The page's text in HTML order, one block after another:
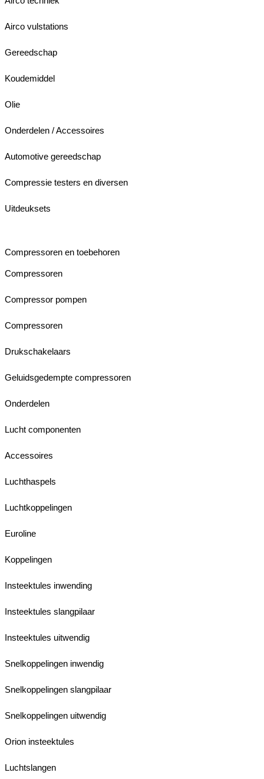
Airco vulstations
Gereedschap
Koudemiddel
Olie
Onderdelen / Accessoires
Automotive gereedschap
Compressie testers en diversen
Uitdeuksets
Compressoren en toebehoren
Compressoren
Compressor pompen
Compressoren
Drukschakelaars
Geluidsgedempte compressoren
Onderdelen
Lucht componenten
Accessoires
Luchthaspels
Luchtkoppelingen
Euroline
Koppelingen
Insteektules inwending
Insteektules slangpilaar
Insteektules uitwendig
Snelkoppelingen inwendig
Snelkoppelingen slangpilaar
Snelkoppelingen uitwendig
Orion insteektules
Luchtslangen